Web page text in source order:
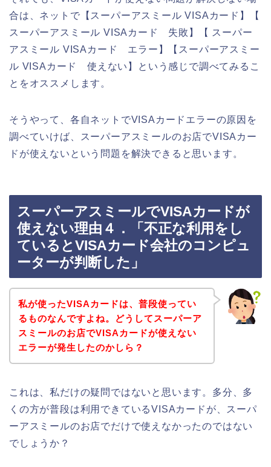
合は、ネットで【スーパーアスミール VISAカード】【
スーパーアスミール VISAカード 失敗】【 スーパー
アスミール VISAカード エラー】【スーパーアスミー
ル VISAカード 使えない】という感じで調べてみるこ
とをオススメします。
そうやって、各自ネットでVISAカードエラーの原因を
調べていけば、スーパーアスミールのお店でVISAカー
ドが使えないという問題を解決できると思います。
スーパーアスミールでVISAカードが
使えない理由４．「不正な利用をし
ているとVISAカード会社のコンピュ
ーターが判断した」
私が使ったVISAカードは、普段使ってい
るものなんですよね。どうしてスーパーア
スミールのお店でVISAカードが使えない
エラーが発生したのかしら？
これは、私だけの疑問ではないと思います。多分、多
くの方が普段は利用できているVISAカードが、スーパ
ーアスミールのお店でだけで使えなかったのではない
でしょうか？